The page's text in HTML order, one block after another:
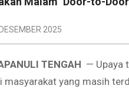
2025
TENGAH — Upaya
masyarakat yang masih